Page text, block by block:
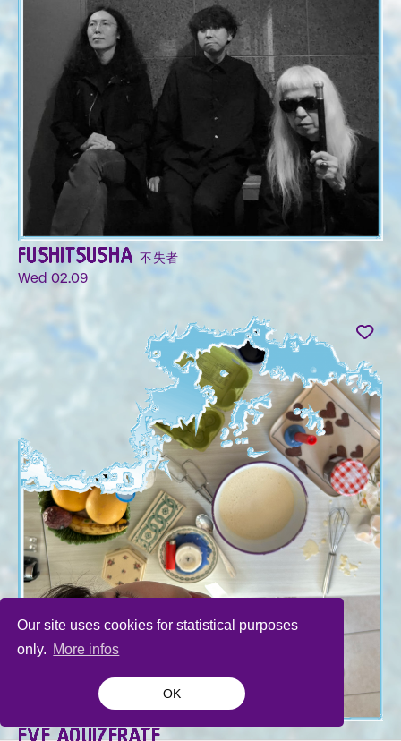
Our site uses cookies for statistical purposes
only. More infos
OK
FUSHITSUSHA 不失者
Wed 02.09
EVE AOUIZERATE